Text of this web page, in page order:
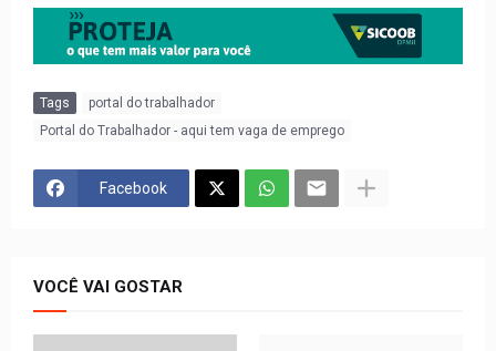
Tags
portal do trabalhador
Portal do Trabalhador - aqui tem vaga de emprego
Facebook
VOCÊ VAI GOSTAR